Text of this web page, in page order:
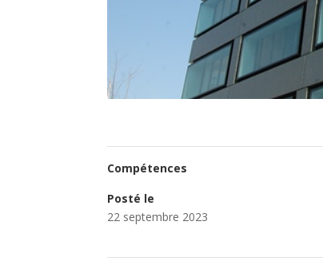
Compétences
Posté le
22 septembre 2023